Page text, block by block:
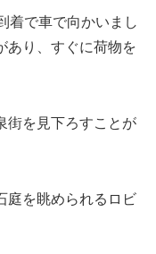
着で車で向かいまし
あり、すぐに荷物を
街を見下ろすことが
庭を眺められるロビ